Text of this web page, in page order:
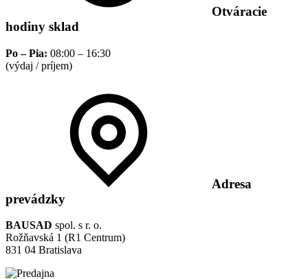
Otváracie
hodiny sklad
Po – Pia: 08:00 – 16:30
(výdaj / príjem)
Adresa
prevádzky
BAUSAD spol. s r. o.
Rožňavská 1 (R1 Centrum)
831 04 Bratislava